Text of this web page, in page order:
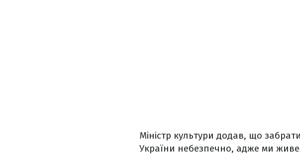
Міністр культури додав, що
України небезпечно, адже ми